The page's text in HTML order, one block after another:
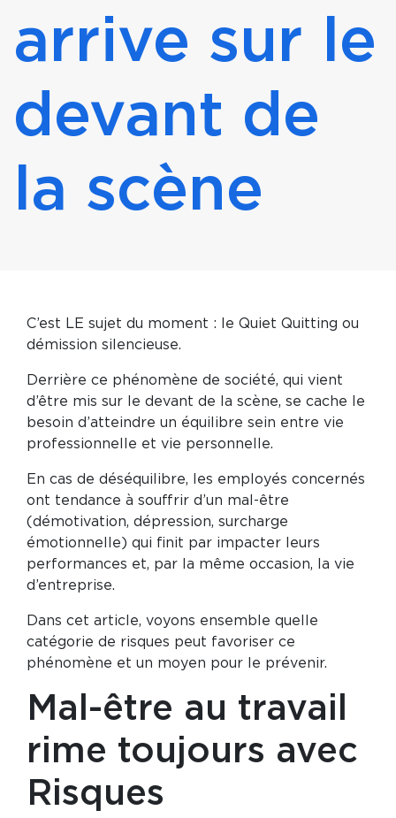
arrive sur le
devant de
la scène
C’est LE sujet du moment : le Quiet Quitting ou
démission silencieuse.
Derrière ce phénomène de société, qui vient
d’être mis sur le devant de la scène, se cache le
besoin d’atteindre un équilibre sein entre vie
professionnelle et vie personnelle.
En cas de déséquilibre, les employés concernés
ont tendance à souffrir d’un mal-être
(démotivation, dépression, surcharge
émotionnelle) qui finit par impacter leurs
performances et, par la même occasion, la vie
d’entreprise.
Dans cet article, voyons ensemble quelle
catégorie de risques peut favoriser ce
phénomène et un moyen pour le prévenir.
Mal-être au travail
rime toujours avec
Risques